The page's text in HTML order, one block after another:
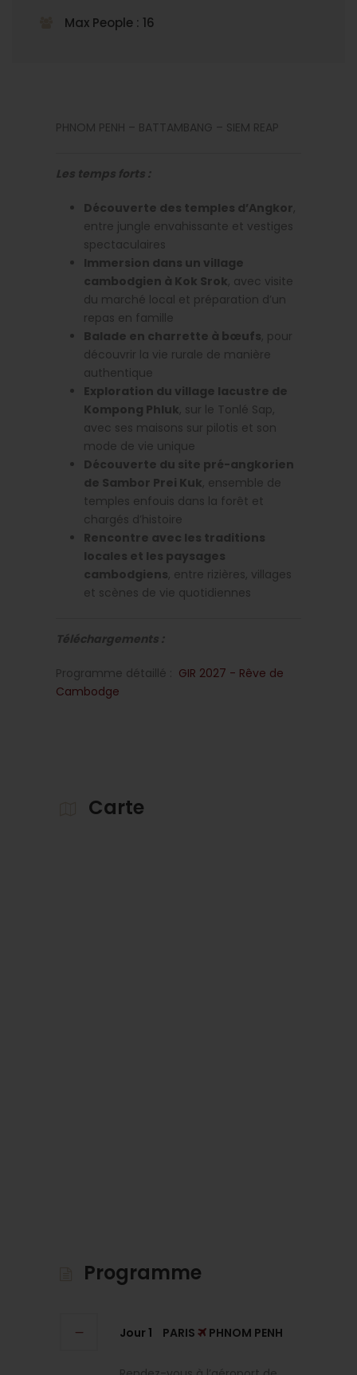
Max People : 16
PHNOM PENH – BATTAMBANG – SIEM REAP
Les temps forts :
Découverte des temples d’Angkor,
entre jungle envahissante et vestiges
spectaculaires
Immersion dans un village
cambodgien à Kok Srok, avec visite
du marché local et préparation d’un
repas en famille
Balade en charrette à bœufs, pour
découvrir la vie rurale de manière
authentique
Exploration du village lacustre de
Kompong Phluk, sur le Tonlé Sap,
avec ses maisons sur pilotis et son
mode de vie unique
Découverte du site pré-angkorien
de Sambor Prei Kuk, ensemble de
temples enfouis dans la forêt et
chargés d’histoire
Rencontre avec les traditions
locales et les paysages
cambodgiens, entre rizières, villages
et scènes de vie quotidiennes
Téléchargements :
Programme détaillé :
GIR 2027 - Rêve de
Cambodge
Carte
Programme
Jour 1 PARIS PHNOM PENH